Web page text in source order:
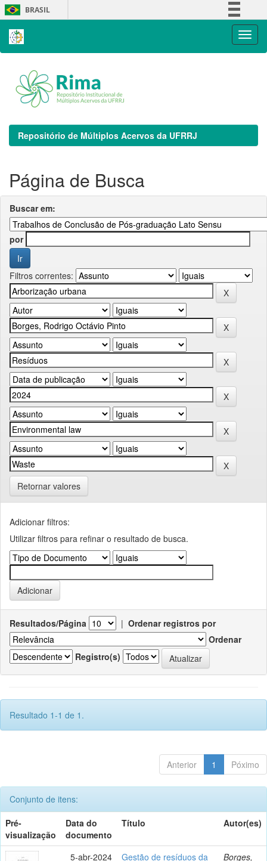
Skip
navigation
BRASIL
Repositório de Múltiplos Acervos da UFRRJ
Página de Busca
Buscar em:
por
Filtros correntes:
Retornar valores
Adicionar filtros:
Utilizar filtros para refinar o resultado de busca.
Resultados/Página | Ordenar registros por
Ordenar
Registro(s)
Resultado 1-1 de 1.
Anterior 1 Póximo
Conjunto de itens:
Pré-
visualização
Data do
documento
Título Autor(es)
5-abr-2024
Gestão de resíduos da
Borges,